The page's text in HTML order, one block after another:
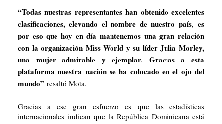
“Todas nuestras representantes han obtenido excelentes
clasificaciones, elevando el nombre de nuestro país, es
por eso que hoy en día mantenemos una gran relación
con la organización Miss World y su líder Julia Morley,
una mujer admirable y ejemplar. Gracias a esta
plataforma nuestra nación se ha colocado en el ojo del
mundo” resaltó Mota.
Gracias a ese gran esfuerzo es que las estadísticas
internacionales indican que la República Dominicana está